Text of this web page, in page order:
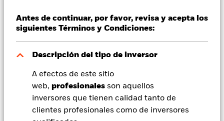
Antes de continuar, por favor, revisa y acepta los
siguientes Términos y Condiciones:
Descripción del tipo de inversor
A efectos de este sitio
web, profesionales son aquellos
inversores que tienen calidad tanto de
clientes profesionales como de inversores
Profesionales
España
Change location
BlackRock
iShares
USD 17,82
52 Semanas: 14,23 - 17,92
Variación del valor liquidativo a 06 ago 2026
USD -0,09 (-0,52%)